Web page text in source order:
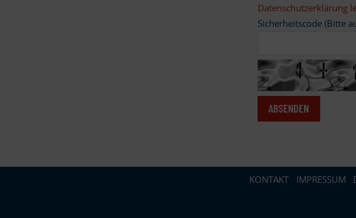
Datenschutzerklärung
Sicherheitscode (Bitte
KONTAKT IMPRESSUM